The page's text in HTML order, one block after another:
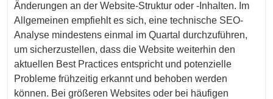
Änderungen an der Website-Struktur oder -Inhalten. Im
Allgemeinen empfiehlt es sich, eine technische SEO-
Analyse mindestens einmal im Quartal durchzuführen,
um sicherzustellen, dass die Website weiterhin den
aktuellen Best Practices entspricht und potenzielle
Probleme frühzeitig erkannt und behoben werden
können. Bei größeren Websites oder bei häufigen